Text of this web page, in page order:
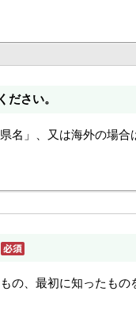
ださい。
名」、又は海外の場
の、最初に知ったもの